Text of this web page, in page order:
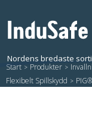
Start / Produkter /
Flexibelt Spillskydd /